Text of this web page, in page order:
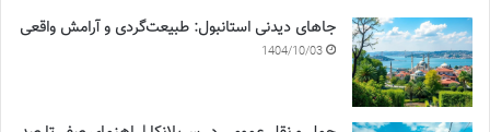
جاهای دیدنی استانبول: طبیعت‌گردی و آرامش واقعی
1404/10/03